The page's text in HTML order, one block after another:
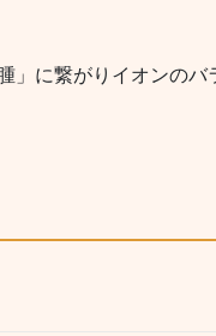
」に繋がりイオンの